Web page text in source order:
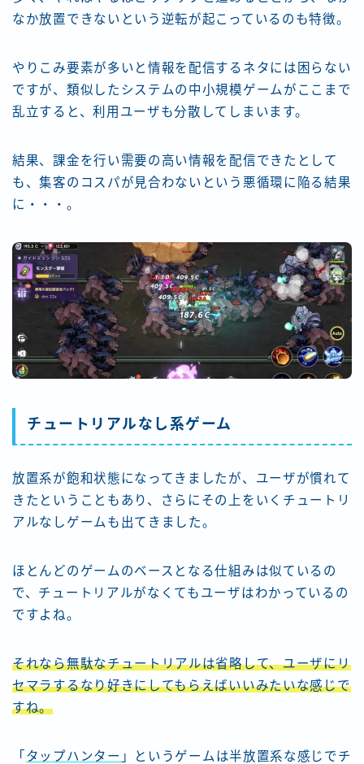
なか放置できないという逆転が起こっているのも特徴。
やりこみ要素が多いと情報を配信するネタには困らない
ですが、類似したシステムの中小規模ゲームがここまで
乱立すると、利用ユーザも分散してしまいます。
結果、課金を行い需要の高い情報を配信できたとして
も、集客のコスパが見合わないという悪循環に陥る結果
に・・・。
チュートリアルなし系ゲーム
放置系が飽和状態になってきましたが、ユーザが慣れて
きたということもあり、さらにその上をいくチュートリ
アルなしゲームも出てきました。
ほとんどのゲームのベースとなる仕組みは似ているの
で、チュートリアルがなくてもユーザはわかっているの
ですよね。
それなら無駄なチュートリアルは省略して、ユーザにリ
セマラするなり好きにしてもらえばいいみたいな感じで
すね。
「 タップハンター 」というゲームは半放置系な感じでチ